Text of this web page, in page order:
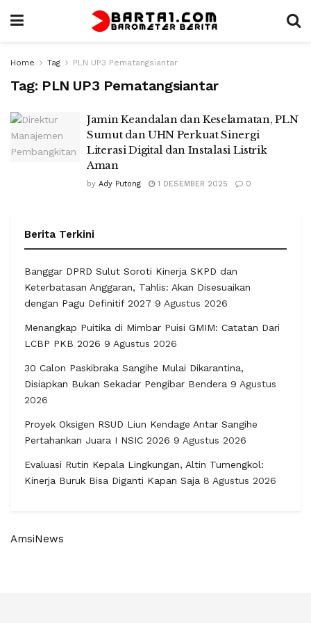
Home Tag PLN UP3 Pematangsiantar
Tag: PLN UP3 Pematangsiantar
Jamin Keandalan dan Keselamatan, PLN
Sumut dan UHN Perkuat Sinergi
Literasi Digital dan Instalasi Listrik
Aman
by Ady Putong 1 DESEMBER 2025 0
Berita Terkini
Banggar DPRD Sulut Soroti Kinerja SKPD dan
Keterbatasan Anggaran, Tahlis: Akan Disesuaikan
dengan Pagu Definitif 2027 9 Agustus 2026
Menangkap Puitika di Mimbar Puisi GMIM: Catatan Dari
LCBP PKB 2026 9 Agustus 2026
30 Calon Paskibraka Sangihe Mulai Dikarantina,
Disiapkan Bukan Sekadar Pengibar Bendera 9 Agustus
2026
Proyek Oksigen RSUD Liun Kendage Antar Sangihe
Pertahankan Juara I NSIC 2026 9 Agustus 2026
Evaluasi Rutin Kepala Lingkungan, Altin Tumengkol:
Kinerja Buruk Bisa Diganti Kapan Saja 8 Agustus 2026
AmsiNews